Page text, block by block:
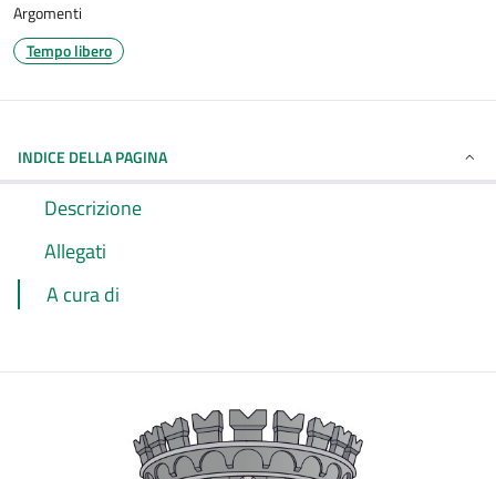
Argomenti
Tempo libero
INDICE DELLA PAGINA
Descrizione
Allegati
A cura di